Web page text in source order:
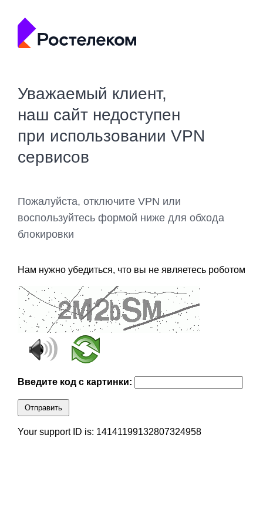
Уважаемый клиент,
наш сайт недоступен
при использовании VPN
сервисов
Пожалуйста, отключите VPN или
воспользуйтесь формой ниже для обхода
блокировки
Нам нужно убедиться, что вы не являетесь роботом
Введите код с картинки:
Отправить
Your support ID is: 14141199132807324958